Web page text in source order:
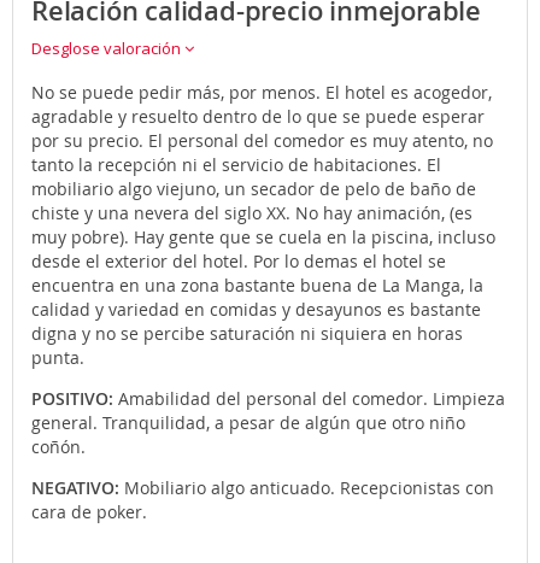
Relación calidad-precio inmejorable
Desglose valoración
No se puede pedir más, por menos. El hotel es acogedor,
agradable y resuelto dentro de lo que se puede esperar
por su precio. El personal del comedor es muy atento, no
tanto la recepción ni el servicio de habitaciones. El
mobiliario algo viejuno, un secador de pelo de baño de
chiste y una nevera del siglo XX. No hay animación, (es
muy pobre). Hay gente que se cuela en la piscina, incluso
desde el exterior del hotel. Por lo demas el hotel se
encuentra en una zona bastante buena de La Manga, la
calidad y variedad en comidas y desayunos es bastante
digna y no se percibe saturación ni siquiera en horas
punta.
POSITIVO: Amabilidad del personal del comedor. Limpieza
general. Tranquilidad, a pesar de algún que otro niño
coñón.
NEGATIVO: Mobiliario algo anticuado. Recepcionistas con
cara de poker.